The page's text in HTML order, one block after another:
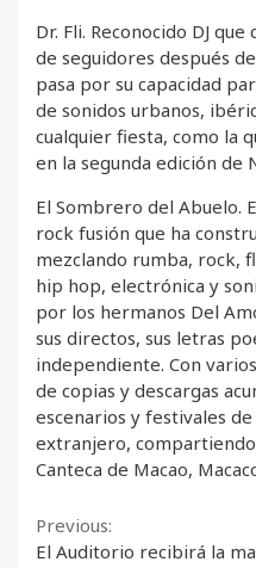
Dr. Fli. Reconocido DJ
de seguidores después
pasa por su capacidad
de sonidos urbanos,
cualquier fiesta, como la
en la segunda edición de
El Sombrero del Abuelo.
rock fusión que ha
mezclando rumba, rock,
hip hop, electrónica y
por los hermanos Del
sus directos, sus letras
independiente. Con
de copias y descargas
escenarios y festivales
extranjero,
Canteca de Macao,
Continue
Previous:
El Auditorio recibirá la